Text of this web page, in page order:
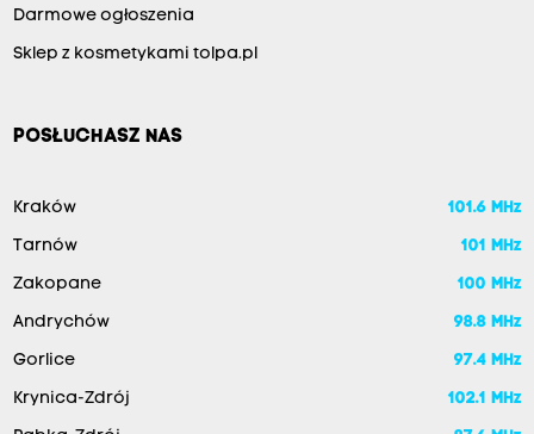
Darmowe ogłoszenia
Sklep z kosmetykami tolpa.pl
POSŁUCHASZ NAS
Kraków 101.6 MHz
Tarnów 101 MHz
Zakopane 100 MHz
Andrychów 98.8 MHz
Gorlice 97.4 MHz
Krynica-Zdrój 102.1 MHz